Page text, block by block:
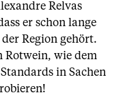
Relvas
er schon lange
Region gehört.
Rotwein, wie dem
in Sachen